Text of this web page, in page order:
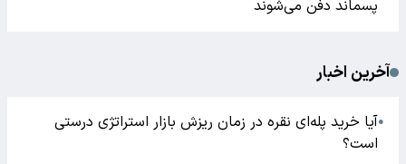
پسماند دفن می‌شوند
آخرین اخبار
●آیا خرید پله‌ای نقره در زمان ریزش بازار استراتژی درستی
است؟